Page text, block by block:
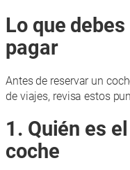
Lo que
pagar
Antes de reservar un
de viajes, revisa estos
1. Quién es
coche